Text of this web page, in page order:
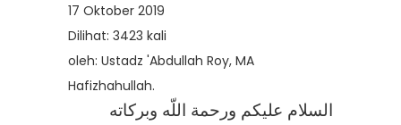
17 Oktober 2019
Dilihat: 3423 kali
oleh: Ustadz 'Abdullah Roy, MA
Hafizhahullah.
السلام عليكم ورحمة اللّه وبركاته